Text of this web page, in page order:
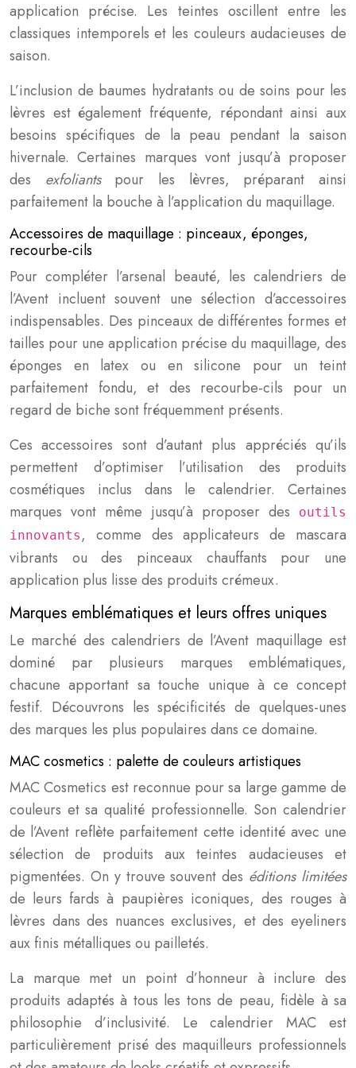
application précise. Les teintes oscillent entre les
classiques intemporels et les couleurs audacieuses de
saison.
L’inclusion de baumes hydratants ou de soins pour les
lèvres est également fréquente, répondant ainsi aux
besoins spécifiques de la peau pendant la saison
hivernale. Certaines marques vont jusqu’à proposer
des exfoliantspour les lèvres, préparant ainsi
parfaitement la bouche à l’application du maquillage.
Accessoires de maquillage : pinceaux, éponges,
recourbe-cils
Pour compléter l’arsenal beauté, les calendriers de
l’Avent incluent souvent une sélection d’accessoires
indispensables. Des pinceaux de différentes formes et
tailles pour une application précise du maquillage, des
éponges en latex ou en silicone pour un teint
parfaitement fondu, et des recourbe-cils pour un
regard de biche sont fréquemment présents.
Ces accessoires sont d’autant plus appréciés qu’ils
permettent d’optimiser l’utilisation des produits
cosmétiques inclus dans le calendrier. Certaines
marques vont même jusqu’à proposer des
outils
innovants, comme des applicateurs de mascara
vibrants ou des pinceaux chauffants pour une
application plus lisse des produits crémeux.
Marques emblématiques et leurs offres uniques
Le marché des calendriers de l’Avent maquillage est
dominé par plusieurs marques emblématiques,
chacune apportant sa touche unique à ce concept
festif. Découvrons les spécificités de quelques-unes
des marques les plus populaires dans ce domaine.
MAC cosmetics : palette de couleurs artistiques
MAC Cosmetics est reconnue pour sa large gamme de
couleurs et sa qualité professionnelle. Son calendrier
de l’Avent reflète parfaitement cette identité avec une
sélection de produits aux teintes audacieuses et
pigmentées. On y trouve souvent des éditions limitées
de leurs fards à paupières iconiques, des rouges à
lèvres dans des nuances exclusives, et des eyeliners
aux finis métalliques ou pailletés.
La marque met un point d’honneur à inclure des
produits adaptés à tous les tons de peau, fidèle à sa
philosophie d’inclusivité. Le calendrier MAC est
particulièrement prisé des maquilleurs professionnels